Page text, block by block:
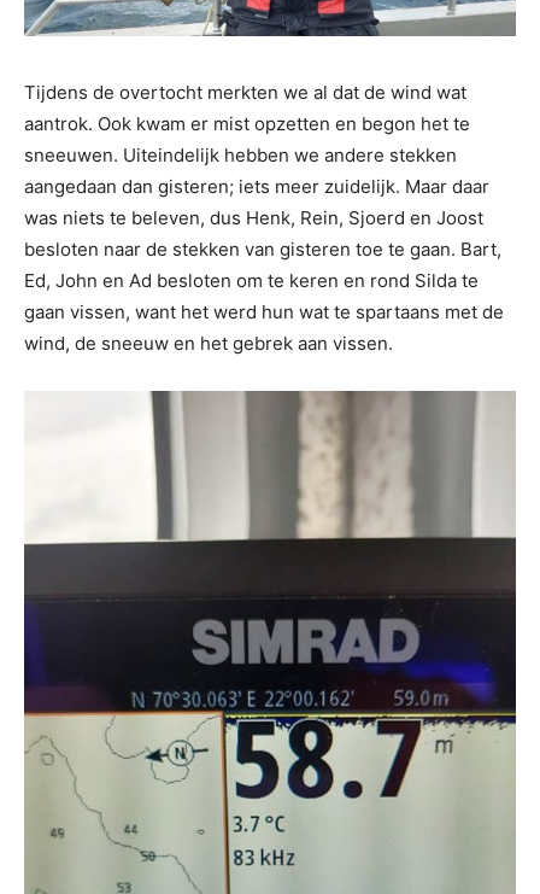
Tijdens de overtocht merkten we al dat de wind wat
aantrok. Ook kwam er mist opzetten en begon het te
sneeuwen. Uiteindelijk hebben we andere stekken
aangedaan dan gisteren; iets meer zuidelijk. Maar daar
was niets te beleven, dus Henk, Rein, Sjoerd en Joost
besloten naar de stekken van gisteren toe te gaan. Bart,
Ed, John en Ad besloten om te keren en rond Silda te
gaan vissen, want het werd hun wat te spartaans met de
wind, de sneeuw en het gebrek aan vissen.